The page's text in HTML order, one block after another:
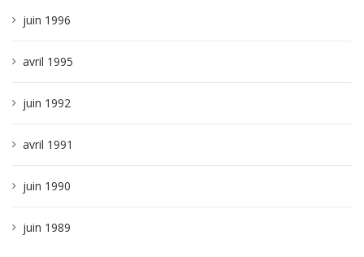
juin 1996
avril 1995
juin 1992
avril 1991
juin 1990
juin 1989